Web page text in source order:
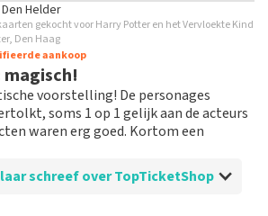
Den Helder
gekocht voor Harry Potter en het Vervloekte Kind
Den Haag
aankoop
voorstelling! De personages
soms 1 op 1 gelijk aan de acteurs
waren erg goed. Kortom een
schreef over TopTicketShop